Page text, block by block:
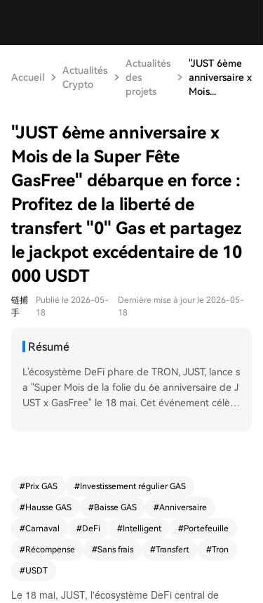
Accueil
Actualités
Crypto
Actualités
des
projets
"JUST 6ème
anniversaire x
Mois...
"JUST 6ème anniversaire x
Mois de la Super Fête
GasFree" débarque en force :
Profitez de la liberté de
transfert "0" Gas et partagez
le jackpot excédentaire de 10
000 USDT
链捕
手
Publié le 2026-05-
18
Dernière mise à jour le 2026-05-
18
Résumé
L'écosystème DeFi phare de TRON, JUST, lance s
a "Super Mois de la folie du 6e anniversaire de J
UST x GasFree" le 18 mai. Cet événement célèbr
if du réseau (TRX). Les frais de transaction (Gas)
(comme l'USDT), simplifiant considérablement l'e
xpérience utilisateur. L'événement, qui se déroul
s pour gagner une part du pool : 1. **Défi d'acti
vation GasFree** : Récompenses aléatoires (5,2
#Prix GAS #Investissement régulier GAS
#Hausse GAS #Baisse GAS #Anniversaire
#Carnaval #DeFi #Intelligent #Portefeuille
#Récompense #Sans frais #Transfert #Tron
#USDT
Le 18 mai, JUST, l'écosystème DeFi central de